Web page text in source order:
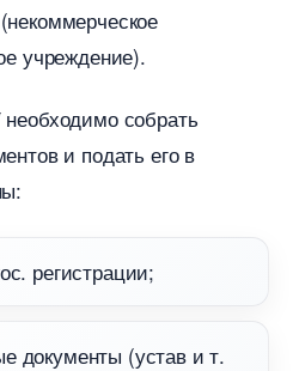
учреждение).
собрать
и подать его
регистрации;
документы (устав и т.